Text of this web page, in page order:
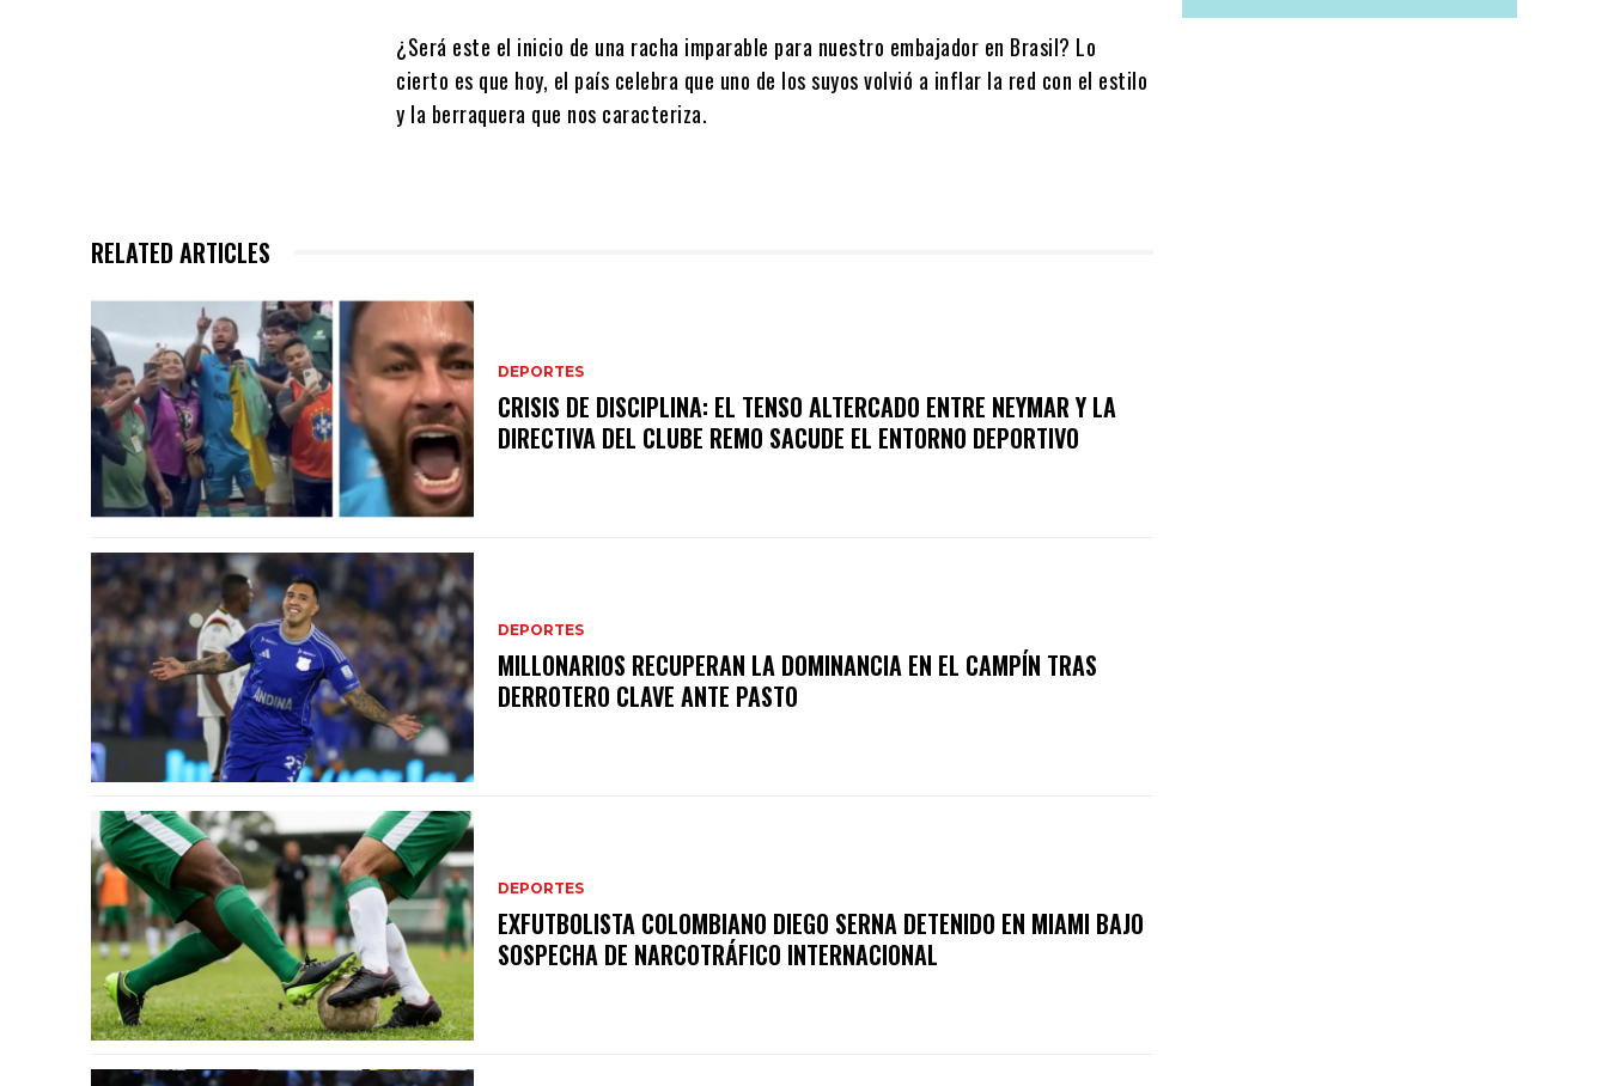
¿Será este el inicio de una racha imparable para nuestro embajador en Brasil? Lo
cierto es que hoy, el país celebra que uno de los suyos volvió a inflar la red con el estilo
y la berraquera que nos caracteriza.
RELATED ARTICLES
DEPORTES
CRISIS DE DISCIPLINA: EL TENSO ALTERCADO ENTRE NEYMAR Y LA
DIRECTIVA DEL CLUBE REMO SACUDE EL ENTORNO DEPORTIVO
DEPORTES
MILLONARIOS RECUPERAN LA DOMINANCIA EN EL CAMPÍN TRAS
DERROTERO CLAVE ANTE PASTO
DEPORTES
EXFUTBOLISTA COLOMBIANO DIEGO SERNA DETENIDO EN MIAMI BAJO
SOSPECHA DE NARCOTRÁFICO INTERNACIONAL